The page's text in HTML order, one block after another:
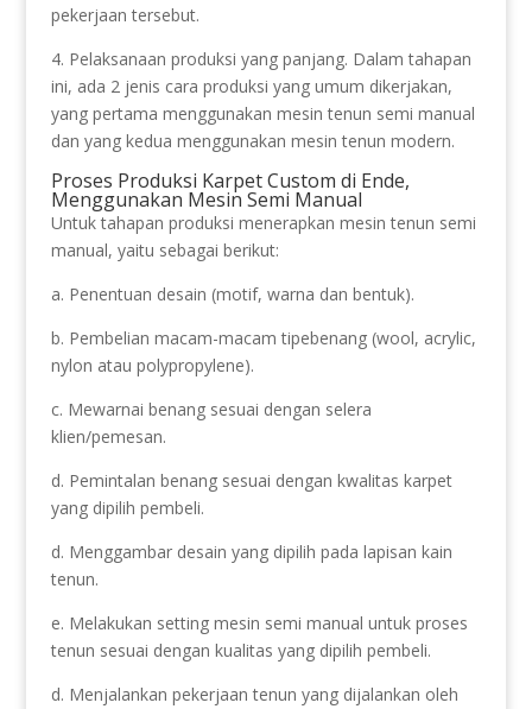
pekerjaan tersebut.
4. Pelaksanaan produksi yang panjang. Dalam tahapan
ini, ada 2 jenis cara produksi yang umum dikerjakan,
yang pertama menggunakan mesin tenun semi manual
dan yang kedua menggunakan mesin tenun modern.
Proses Produksi Karpet Custom di Ende,
Menggunakan Mesin Semi Manual
Untuk tahapan produksi menerapkan mesin tenun semi
manual, yaitu sebagai berikut:
a. Penentuan desain (motif, warna dan bentuk).
b. Pembelian macam-macam tipebenang (wool, acrylic,
nylon atau polypropylene).
c. Mewarnai benang sesuai dengan selera
klien/pemesan.
d. Pemintalan benang sesuai dengan kwalitas karpet
yang dipilih pembeli.
d. Menggambar desain yang dipilih pada lapisan kain
tenun.
e. Melakukan setting mesin semi manual untuk proses
tenun sesuai dengan kualitas yang dipilih pembeli.
d. Menjalankan pekerjaan tenun yang dijalankan oleh